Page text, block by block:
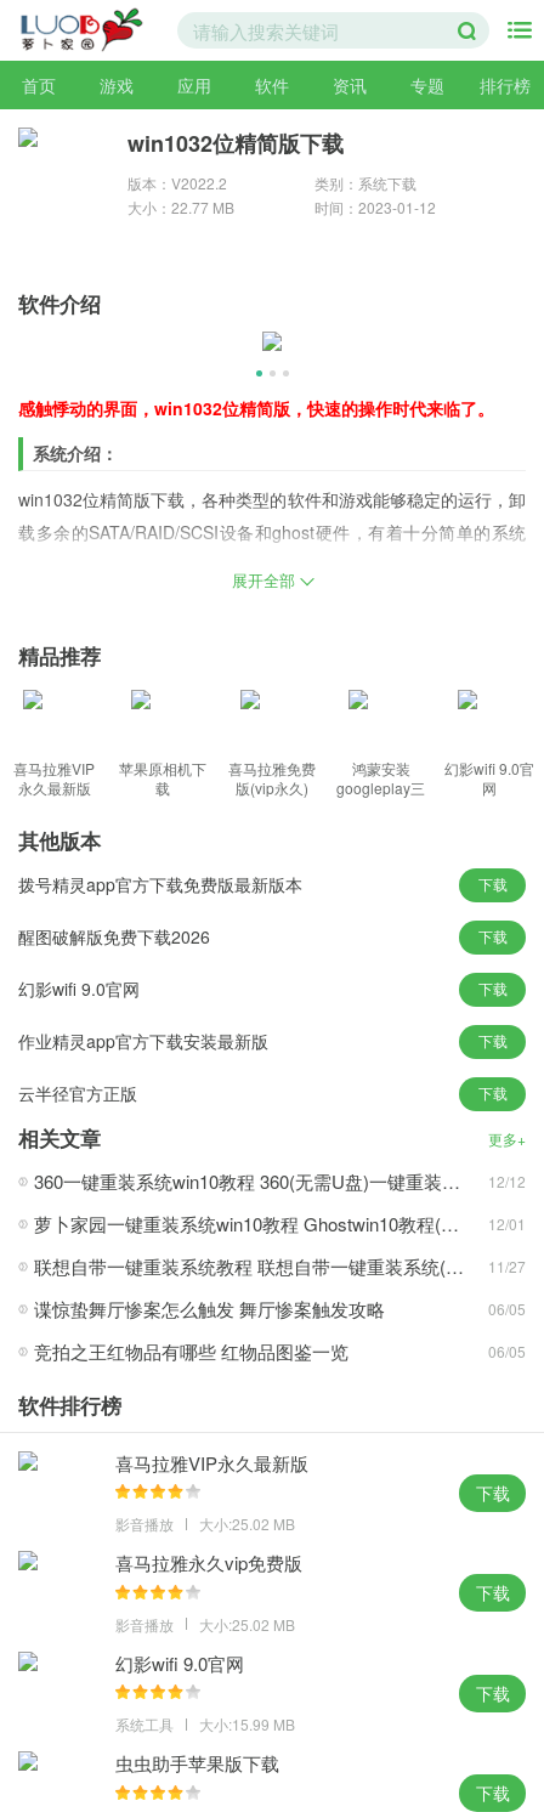
首页 游戏 应用 软件 资讯 专题 排行榜
win1032位精简版下载
版本：V2022.2
类别：系统下载
大小：22.77 MB
时间：2023-01-12
软件介绍
感触悸动的界面，win1032位精简版，快速的操作时代来临了。
系统介绍：
win1032位精简版下载，各种类型的软件和游戏能够稳定的运行，卸
载多余的SATA/RAID/SCSI设备和ghost硬件，有着十分简单的系统
自动适应用户的计算机配置，修改注册表以减少进度条的等待时
功能特色：
上的问题；
产力担忧；
3、可以使用这款系统快速进行学习和娱乐，已经激活过的电脑采用
新颖玩法：
1、关闭SmartScreen筛选器，安装日期编号方式和电脑名称；
2、智能识别配置硬件并完成相关驱动适配安装，流行软件都能平稳
3、可以更好的支持各种大型游戏，系统安装完成后自动清理多余缓
存文件。
攻略心得：
1、所有注册表信息也是经过全面优化的，在这里有着极为强效的功
能；
建；
3、操作交互界面进行了全新的升级优化，为用户提供多种不同的安
体验点评：
全新的检索，操作非常的简便，专业的人员不同的测试，系统文件
SHA1：2UR566G764D3Z765G1563JUT642D3CR3432H77F9
展开全部
精品推荐
喜马拉雅VIP
永久最新版
苹果原相机下
载
喜马拉雅免费
版(vip永久)
鸿蒙安装
googleplay三
幻影wifi 9.0官
网
其他版本
拨号精灵app官方下载免费版最新版本 下载
醒图破解版免费下载2026 下载
幻影wifi 9.0官网 下载
作业精灵app官方下载安装最新版 下载
云半径官方正版 下载
相关文章 更多+
360一键重装系统win10教程 360(无需U盘)一键重装系统win10超简单教程 12/12
萝卜家园一键重装系统win10教程 Ghostwin10教程(多图) 12/01
联想自带一键重装系统教程 联想自带一键重装系统(win7/win10/win11)详细操作步骤 11/27
谍惊蛰舞厅惨案怎么触发 舞厅惨案触发攻略 06/05
竞拍之王红物品有哪些 红物品图鉴一览 06/05
软件排行榜
喜马拉雅VIP永久最新版
影音播放 大小:25.02 MB
下载
喜马拉雅永久vip免费版
影音播放 大小:25.02 MB
下载
幻影wifi 9.0官网
系统工具 大小:15.99 MB
下载
虫虫助手苹果版下载
下载